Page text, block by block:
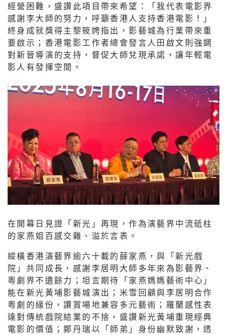
經營困難，盛讚此項目帶來希望：「我代表電影界
感謝李大師的努力，呼籲香港人支持香港電影！」
終身成就獎得主黎筱娉指出，影藝城為行業帶來重
要啟示；香港電影工作者總會發言人田啟文則強調
對新晉導演的支持，督促大師兌現承諾，讓年輕電
影人有發揮空間。
在開幕日見證「新光」再現，作為演藝界中流砥柱
的家燕姐百感交雜、溢於言表。
縱橫香港演藝界逾六十載的薛家燕，與「新光戲
院」共同成長，感謝李居明大師多年來為影藝界、
粵劇界不遺餘力；坦言期待「家燕媽媽藝術中心」
能在新光黃埔影藝城演出；米雪回顧與李居明合作
粵劇的緣份，讚賞場地兼容多元藝術；羅蘭感性表
達對傳統戲院結業的不捨，盛讚新光黃埔重現經典
電影的價值；鄭丹瑞以「師弟」身份幽默致謝，透